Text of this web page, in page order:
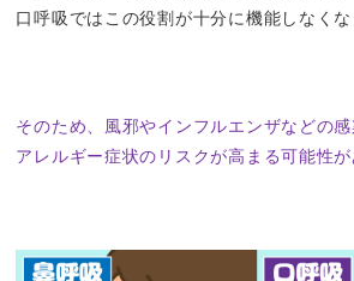
口呼吸ではこの役割が十分に機能しなくな
そのため、風邪やインフルエンザなどの感
アレルギー症状のリスクが高まる可能性が